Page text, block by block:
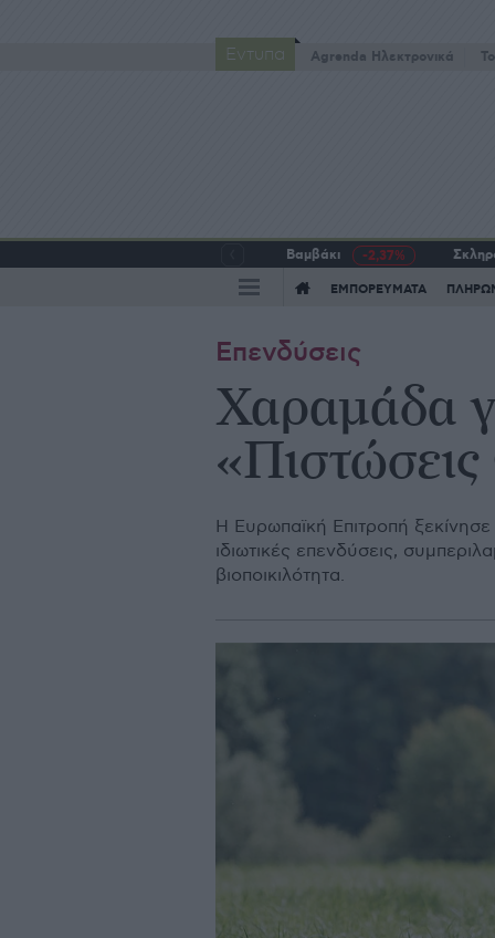
Έντυπα Agrenda Ηλεκτρονικά
Βαμβάκι -2,37%
ΕΜΠΟΡΕΥΜΑΤΑ
Επενδύσεις
Χαραμάδα
Η Ευρωπαϊκή Επιτροπή
ιδιωτικές επενδύσεις,
βιοποικιλότητα.